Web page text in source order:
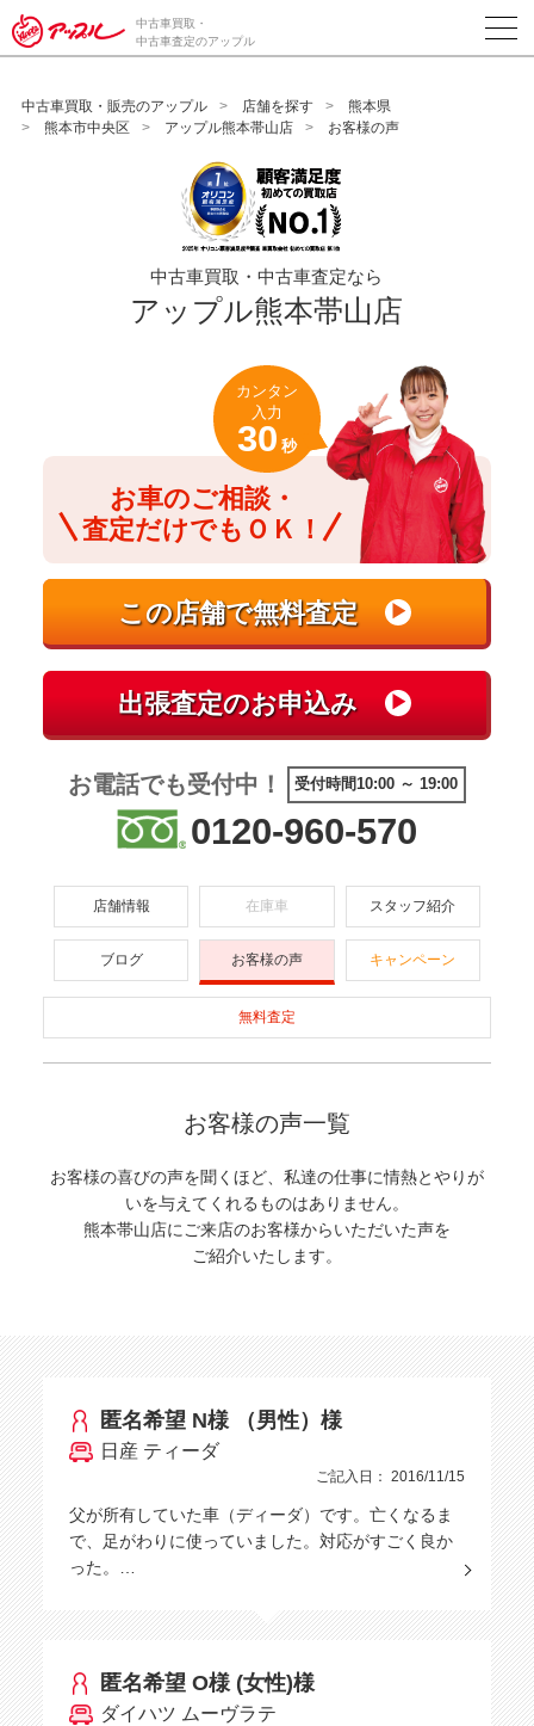
/*ABテスト_新規査定フォームの為のCVボタン*/
中古車買取・
中古車査定のアップル
中古車買取・販売のアップル 店舗を探す
熊本県
熊本市中央区
アップル熊本帯山店 お客様の声
中古車買取・中古車査定なら
アップル熊本帯山店
お車のご相談・
査定だけでもＯＫ！
カンタン
入力
30 秒
お電話でも受付中！ 受付時間10:00 ～ 19:00
0120-960-570
店舗情報 在庫車 スタッフ紹介
ブログ お客様の声 キャンペーン
無料査定
お客様の声一覧
お客様の喜びの声を聞くほど、私達の仕事に情熱とやりが
いを与えてくれるものはありません。
熊本帯山店にご来店のお客様からいただいた声を
ご紹介いたします。
匿名希望 N様 （男性）様
日産 ティーダ
ご記入日： 2016/11/15
父が所有していた車（ディーダ）です。亡くなるま
で、足がわりに使っていました。対応がすごく良か
った。…
匿名希望 O様 (女性)様
ダイハツ ムーヴラテ